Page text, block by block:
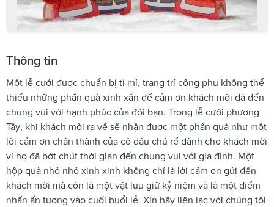
Thông tin
Một lễ cưới được chuẩn bị tỉ mỉ, trang trí công phu không thể
thiếu những phần quà xinh xắn để cảm ơn khách mời đã đến
chung vui với hạnh phúc của đôi bạn. Trong lễ cưới phương
Tây, khi khách mời ra về sẽ nhận được một phần quà như một
lời cảm ơn chân thành của cô dâu chú rể dành cho khách mời
vì họ đã bớt chút thời gian đến chung vui với gia đình. Một
hộp quà nhỏ nhỏ xinh xinh không chỉ là lời cảm ơn gửi đến
khách mời mà còn là một vật lưu giữ kỷ niệm và là một điểm
nhấn ấn tượng vào cuối buổi lễ. Xin hãy liên lạc với chúng tôi